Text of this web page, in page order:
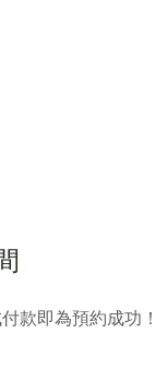
款即為預約成功